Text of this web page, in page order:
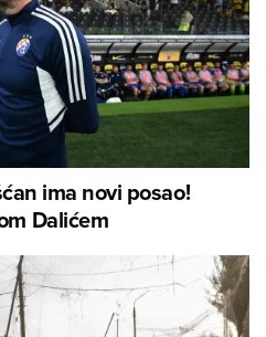
ima novi posao!
Dalićem